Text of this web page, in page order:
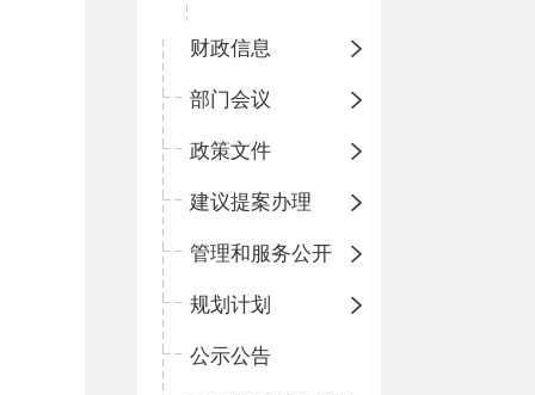
财政信息
部门会议
政策文件
建议提案办理
管理和服务公开
规划计划
公示公告